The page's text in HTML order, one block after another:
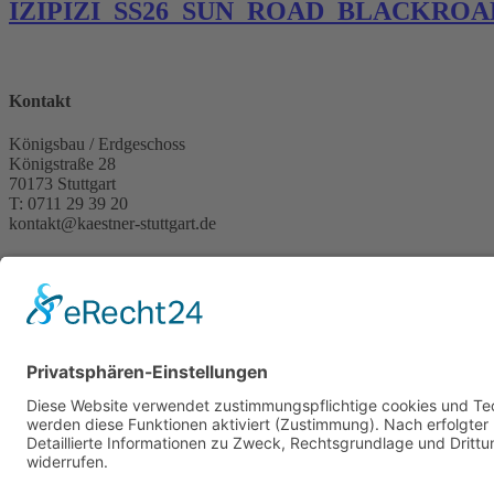
Kontakt
Königsbau / Erdgeschoss
Königstraße 28
70173 Stuttgart
T: 0711 29 39 20
kontakt@kaestner-stuttgart.de
Montag bis Samstag:
10:00 Uhr – 19:00 Uhr
Pflichtangaben
Impressum
Datenschutzerklärung
Kontakt